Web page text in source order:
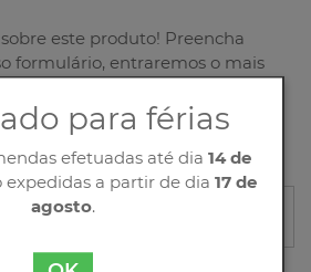
este produto! Preencha
formulário, entraremos o mais
consigo!
para férias
efetuadas até dia 14 de
expedidas a partir de dia 17 de
agosto.